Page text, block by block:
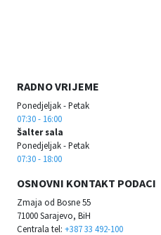
RADNO VRIJEME
Ponedjeljak - Petak
07:30 - 16:00
Šalter sala
Ponedjeljak - Petak
07:30 - 18:00
OSNOVNI KONTAKT PODACI
Zmaja od Bosne 55
71000 Sarajevo, BiH
Centrala tel: +387 33 492-100